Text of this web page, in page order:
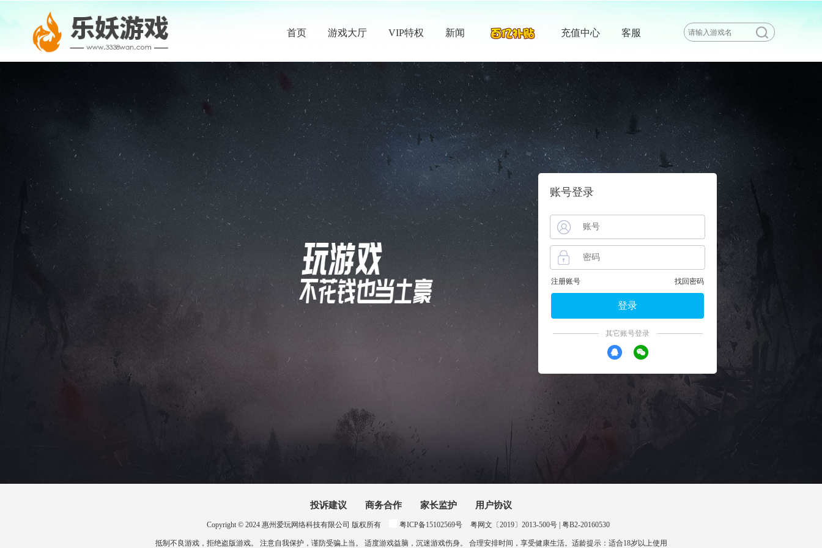
首页 游戏大厅 VIP特权 新闻 充值中心 客服
账号登录
注册账号 找回密码
登录
其它账号登录
投诉建议 商务合作 家长监护 用户协议
Copyright © 2024 惠州爱玩网络科技有限公司 版权所有 粤ICP备15102569号 粤网文〔2019〕2013-500号 | 粤B2-20160530
抵制不良游戏，拒绝盗版游戏。 注意自我保护，谨防受骗上当。 适度游戏益脑，沉迷游戏伤身。 合理安排时间，享受健康生活。适龄提示：适合18岁以上使用